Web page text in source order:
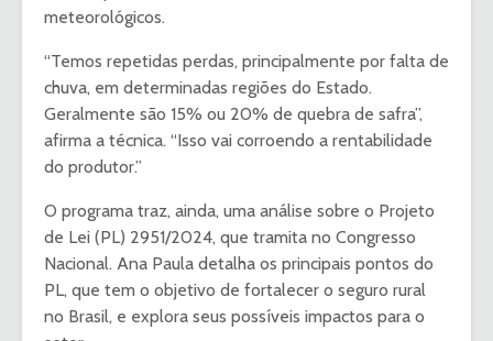
meteorológicos.
“Temos repetidas perdas, principalmente por falta de
chuva, em determinadas regiões do Estado.
Geralmente são 15% ou 20% de quebra de safra”,
afirma a técnica. “Isso vai corroendo a rentabilidade
do produtor.”
O programa traz, ainda, uma análise sobre o Projeto
de Lei (PL) 2951/2024, que tramita no Congresso
Nacional. Ana Paula detalha os principais pontos do
PL, que tem o objetivo de fortalecer o seguro rural
no Brasil, e explora seus possíveis impactos para o